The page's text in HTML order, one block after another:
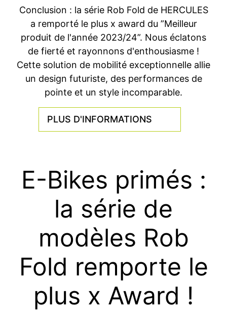
Conclusion : la série Rob Fold de HERCULES
a remporté le plus x award du ”Meilleur
produit de l'année 2023/24”. Nous éclatons
de fierté et rayonnons d'enthousiasme !
Cette solution de mobilité exceptionnelle allie
un design futuriste, des performances de
pointe et un style incomparable.
PLUS D'INFORMATIONS
E-Bikes primés :
la série de
modèles Rob
Fold remporte le
plus x Award !